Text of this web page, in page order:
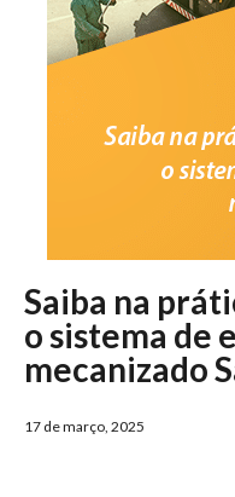
Saiba na
o sistema de
mecanizado
17 de março, 2025